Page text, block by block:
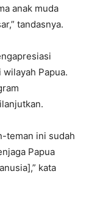
anak muda
tandasnya.
Papua.
teman ini sudah
Papua
kata